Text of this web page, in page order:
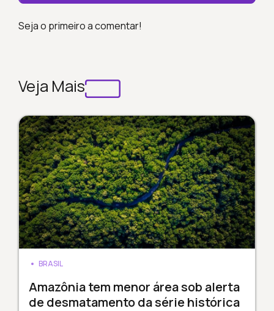
Seja o primeiro a comentar!
Veja Mais
BRASIL
Amazônia tem menor área sob alerta
de desmatamento da série histórica